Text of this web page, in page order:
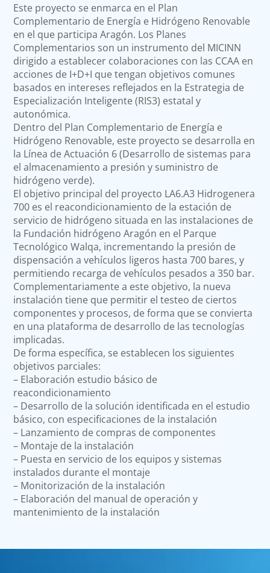
Este proyecto se enmarca en el Plan
Complementario de Energía e Hidrógeno Renovable
en el que participa Aragón. Los Planes
Complementarios son un instrumento del MICINN
dirigido a establecer colaboraciones con las CCAA en
acciones de I+D+I que tengan objetivos comunes
basados en intereses reflejados en la Estrategia de
Especialización Inteligente (RIS3) estatal y
autonómica.
Dentro del Plan Complementario de Energía e
Hidrógeno Renovable, este proyecto se desarrolla en
la Línea de Actuación 6 (Desarrollo de sistemas para
el almacenamiento a presión y suministro de
hidrógeno verde).
El objetivo principal del proyecto LA6.A3 Hidrogenera
700 es el reacondicionamiento de la estación de
servicio de hidrógeno situada en las instalaciones de
la Fundación hidrógeno Aragón en el Parque
Tecnológico Walqa, incrementando la presión de
dispensación a vehículos ligeros hasta 700 bares, y
permitiendo recarga de vehículos pesados a 350 bar.
Complementariamente a este objetivo, la nueva
instalación tiene que permitir el testeo de ciertos
componentes y procesos, de forma que se convierta
en una plataforma de desarrollo de las tecnologías
implicadas.
De forma específica, se establecen los siguientes
objetivos parciales:
– Elaboración estudio básico de
reacondicionamiento
– Desarrollo de la solución identificada en el estudio
básico, con especificaciones de la instalación
– Lanzamiento de compras de componentes
– Montaje de la instalación
– Puesta en servicio de los equipos y sistemas
instalados durante el montaje
– Monitorización de la instalación
– Elaboración del manual de operación y
mantenimiento de la instalación